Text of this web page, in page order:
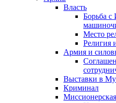
Власть
Борьба
Место
Религия
Армия и
Выставки в
Криминал